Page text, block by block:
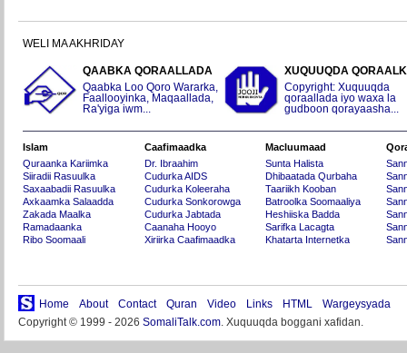
WELI MA AKHRIDAY
QAABKA QORAALLADA
Qaabka Loo Qoro Wararka,
Faallooyinka, Maqaallada,
Ra'yiga iwm...
XUQUUQDA
Copyright: Xuquuqda
qoraallada iyo waxa la
gudboon qorayaasha...
Islam
Quraanka Kariimka
Siiradii Rasuulka
Saxaabadii Rasuulka
Axkaamka Salaadda
Zakada Maalka
Ramadaanka
Ribo Soomaali
Caafimaadka
Dr. Ibraahim
Cudurka AIDS
Cudurka Koleeraha
Cudurka Sonkorowga
Cudurka Jabtada
Caanaha Hooyo
Xiriirka Caafimaadka
Macluumaad
Sunta Halista
Dhibaatada Qurbaha
Taariikh Kooban
Batroolka Soomaaliya
Heshiiska Badda
Sarifka Lacagta
Khatarta Internetka
Home About Contact Quran Video Links HTML
Wargeysyada
Copyright © 1999 - 2026 SomaliTalk.com. Xuquuqda boggani xafidan.